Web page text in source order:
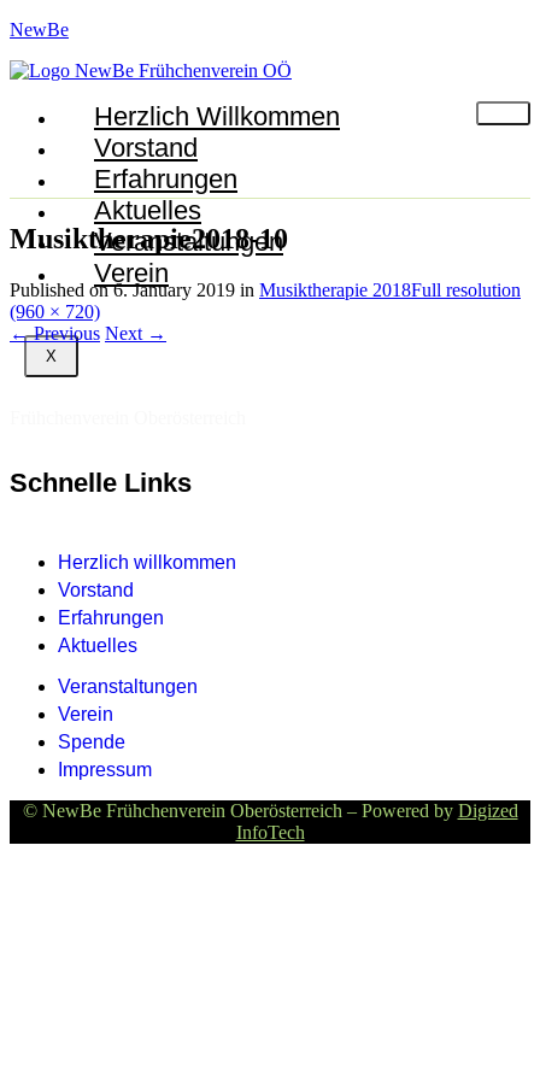
NewBe
Herzlich Willkommen
Vorstand
Erfahrungen
Aktuelles
Veranstaltungen
Verein
X
Musiktherapie2018-10
Published on6. January 2019 in Musiktherapie 2018Full resolution
(960 × 720)
←Previous Next →
Schnelle Links
Herzlich willkommen
Vorstand
Erfahrungen
Aktuelles
Veranstaltungen
Verein
Spende
Impressum
© NewBe Frühchenverein Oberösterreich – Powered by Digized
InfoTech